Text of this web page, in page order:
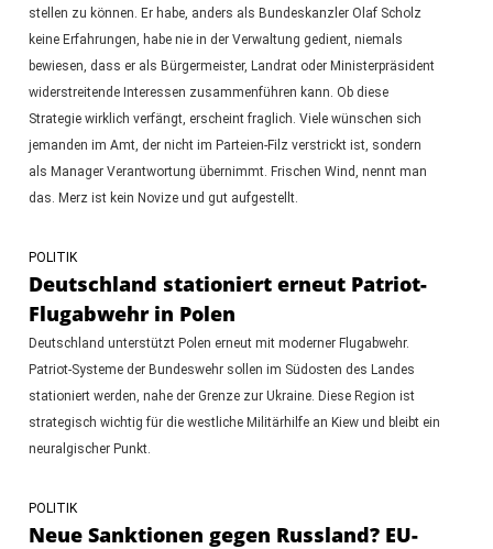
stellen zu können. Er habe, anders als Bundeskanzler Olaf Scholz
keine Erfahrungen, habe nie in der Verwaltung gedient, niemals
bewiesen, dass er als Bürgermeister, Landrat oder Ministerpräsident
widerstreitende Interessen zusammenführen kann. Ob diese
Strategie wirklich verfängt, erscheint fraglich. Viele wünschen sich
jemanden im Amt, der nicht im Parteien-Filz verstrickt ist, sondern
als Manager Verantwortung übernimmt. Frischen Wind, nennt man
das. Merz ist kein Novize und gut aufgestellt.
POLITIK
Deutschland stationiert erneut Patriot-
Flugabwehr in Polen
Deutschland unterstützt Polen erneut mit moderner Flugabwehr.
Patriot-Systeme der Bundeswehr sollen im Südosten des Landes
stationiert werden, nahe der Grenze zur Ukraine. Diese Region ist
strategisch wichtig für die westliche Militärhilfe an Kiew und bleibt ein
neuralgischer Punkt.
POLITIK
Neue Sanktionen gegen Russland? EU-